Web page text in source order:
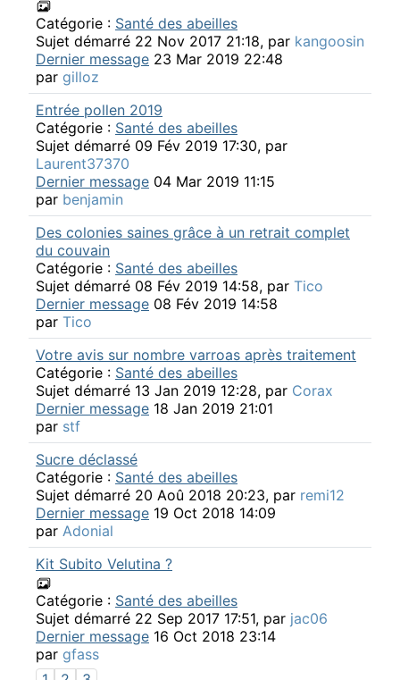
Catégorie : Santé des abeilles
Sujet démarré 22 Nov 2017 21:18, par kangoosin
Dernier message 23 Mar 2019 22:48
par gilloz
Entrée pollen 2019
Catégorie : Santé des abeilles
Sujet démarré 09 Fév 2019 17:30, par
Laurent37370
Dernier message 04 Mar 2019 11:15
par benjamin
Des colonies saines grâce à un retrait complet
du couvain
Catégorie : Santé des abeilles
Sujet démarré 08 Fév 2019 14:58, par Tico
Dernier message 08 Fév 2019 14:58
par Tico
Votre avis sur nombre varroas après traitement
Catégorie : Santé des abeilles
Sujet démarré 13 Jan 2019 12:28, par Corax
Dernier message 18 Jan 2019 21:01
par stf
Sucre déclassé
Catégorie : Santé des abeilles
Sujet démarré 20 Aoû 2018 20:23, par remi12
Dernier message 19 Oct 2018 14:09
par Adonial
Kit Subito Velutina ?
Catégorie : Santé des abeilles
Sujet démarré 22 Sep 2017 17:51, par jac06
Dernier message 16 Oct 2018 23:14
par gfass